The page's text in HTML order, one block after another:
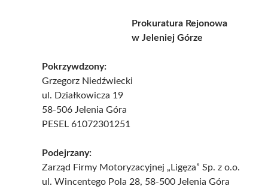
Prokuratura Rejonowa
w Jeleniej Górze
Pokrzywdzony:
Grzegorz Niedźwiecki
ul. Działkowicza 19
58-506 Jelenia Góra
PESEL 61072301251
Podejrzany:
Zarząd Firmy Motoryzacyjnej „Ligęza” Sp. z o.o.
ul. Wincentego Pola 28, 58-500 Jelenia Góra